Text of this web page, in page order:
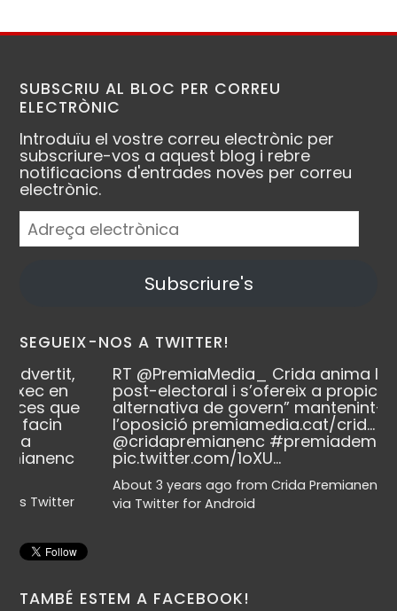
SUBSCRIU AL BLOC PER CORREU
ELECTRÒNIC
Introduïu el vostre correu electrònic per
subscriure-vos a aquest blog i rebre
notificacions d'entrades noves per correu
electrònic.
Adreça
electrònica
Subscriure's
SEGUEIX-NOS A TWITTER!
RT@PremiaMedia_Crida anima l’escenari
post-electoral i s’ofereix a propiciar “una
alternativa de govern” mantenint-se a
l’oposiciópremiamedia.cat/crid…
@cridapremianenc #premiademar
pic.twitter.com/1oXU…
About 3 years agofromCrida Premianenca's Twitter
viaTwitter for Android
TAMBÉ ESTEM A FACEBOOK!